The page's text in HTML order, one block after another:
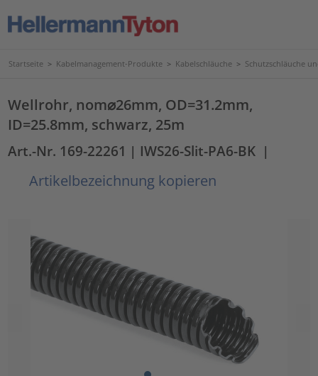
Startseite > Kabelmanagement-Produkte > Kabelschläuche > Schutzschläuche
Wellrohr, nom⌀26mm, OD=31.2mm,
ID=25.8mm, schwarz, 25m
Art.-Nr. 169-22261 | IWS26-Slit-PA6-BK |
Artikelbezeichnung kopieren